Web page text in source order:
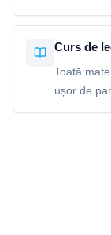
Curs de
Toată
ușor de